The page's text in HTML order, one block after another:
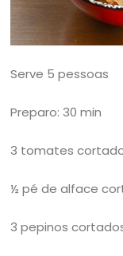
Serve 5 pessoas
Preparo: 30 min
3 tomates
½ pé de alface
3 pepinos